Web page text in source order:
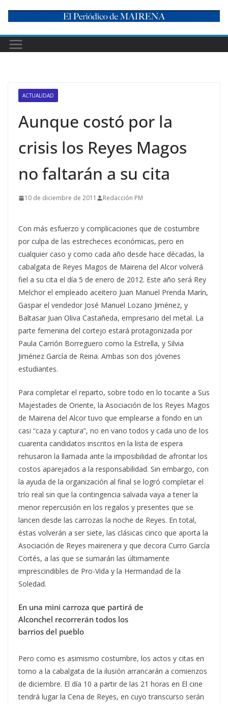
content
ACTUALIDAD
Aunque costó por la
crisis los Reyes Magos
no faltarán a su cita
10 de diciembre de 2011 Redacción PM
Con más esfuerzo y complicaciones que de costumbre
por culpa de las estrecheces económicas, pero en
cualquier caso y como cada año desde hace décadas, la
cabalgata de Reyes Magos de Mairena del Alcor volverá
fiel a su cita el día 5 de enero de 2012. Este año será Rey
Melchor el empleado aceitero Juan Manuel Prenda Marín,
Gaspar el vendedor José Manuel Lozano Jiménez, y
Baltasar Juan Oliva Castañeda, empresario del metal. La
parte femenina del cortejo estará protagonizada por
Paula Carrión Borreguero como la Estrella, y Silvia
Jiménez García de Reina. Ambas son dos jóvenes
estudiantes.
Para completar el reparto, sobre todo en lo tocante a Sus
Majestades de Oriente, la Asociación de los Reyes Magos
de Mairena del Alcor tuvo que emplearse a fondo en un
casi “caza y captura”, no en vano todos y cada uno de los
cuarenta candidatos inscritos en la lista de espera
rehusaron la llamada ante la imposibilidad de afrontar los
costos aparejados a la responsabilidad. Sin embargo, con
la ayuda de la organización al final se logró completar el
trío real sin que la contingencia salvada vaya a tener la
menor repercusión en los regalos y presentes que se
lancen desde las carrozas la noche de Reyes. En total,
éstas volverán a ser siete, las clásicas cinco que aporta la
Asociación de Reyes mairenera y que decora Curro García
Cortés, a las que se sumarán las últimamente
imprescindibles de Pro-Vida y la Hermandad de la
Soledad.
En una mini carroza que partirá de
Alconchel recorrerán todos los
barrios del pueblo
Pero como es asimismo costumbre, los actos y citas en
torno a la cabalgata de la ilusión arrancarán a comienzos
de diciembre. El día 10 a partir de las 21 horas en El cine
tendrá lugar la Cena de Reyes, en cuyo transcurso serán